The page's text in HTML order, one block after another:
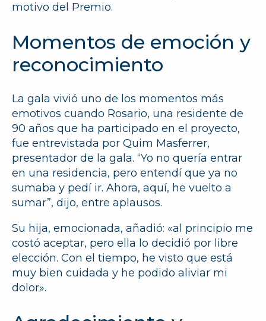
motivo del Premio.
Momentos de emoción y
reconocimiento
La gala vivió uno de los momentos más
emotivos cuando Rosario, una residente de
90 años que ha participado en el proyecto,
fue entrevistada por Quim Masferrer,
presentador de la gala. “Yo no quería entrar
en una residencia, pero entendí que ya no
sumaba y pedí ir. Ahora, aquí, he vuelto a
sumar”, dijo, entre aplausos.
Su hija, emocionada, añadió: «al principio me
costó aceptar, pero ella lo decidió por libre
elección. Con el tiempo, he visto que está
muy bien cuidada y he podido aliviar mi
dolor».